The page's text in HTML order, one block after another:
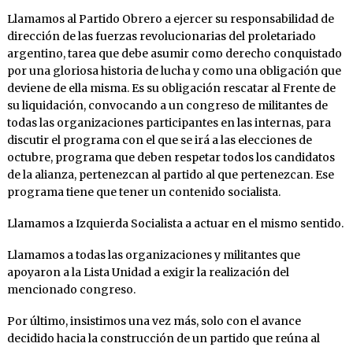
Llamamos al Partido Obrero a ejercer su responsabilidad de
dirección de las fuerzas revolucionarias del proletariado
argentino, tarea que debe asumir como derecho conquistado
por una gloriosa historia de lucha y como una obligación que
deviene de ella misma. Es su obligación rescatar al Frente de
su liquidación, convocando a un congreso de militantes de
todas las organizaciones participantes en las internas, para
discutir el programa con el que se irá a las elecciones de
octubre, programa que deben respetar todos los candidatos
de la alianza, pertenezcan al partido al que pertenezcan. Ese
programa tiene que tener un contenido socialista.
Llamamos a Izquierda Socialista a actuar en el mismo sentido.
Llamamos a todas las organizaciones y militantes que
apoyaron a la Lista Unidad a exigir la realización del
mencionado congreso.
Por último, insistimos una vez más, solo con el avance
decidido hacia la construcción de un partido que reúna al